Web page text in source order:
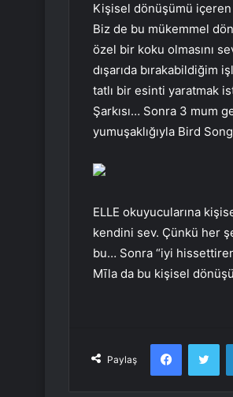
Kişisel dönüşümü içeren
Biz de bu mükemmel
özel bir koku olmasını
dışarıda bırakabildiğim
tatlı bir esinti yaratmak
Şarkısı… Sonra 3 mum
yumuşaklığıyla Bird
ELLE okuyucularına
kendini sev. Çünkü her
bu… Sonra “iyi
Mīla da bu kişisel
Paylaş
Facebook